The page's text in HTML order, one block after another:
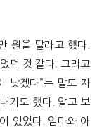
원을 달라고 했다.
던 것 같다. 그리고
낫겠다”는 말도 자
기도 했다. 알고 보
있었다. 엄마와 아